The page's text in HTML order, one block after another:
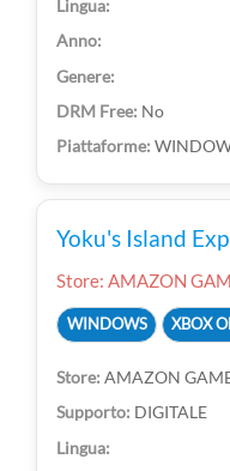
No
Yoku's Island
Store: AMAZON
WINDOWS XBOX
AMAZON
DIGITALE